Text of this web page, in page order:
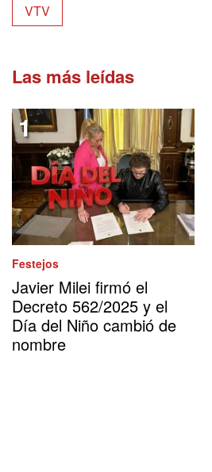
VTV
Las más leídas
Festejos
Javier Milei firmó el
Decreto 562/2025 y el
Día del Niño cambió de
nombre